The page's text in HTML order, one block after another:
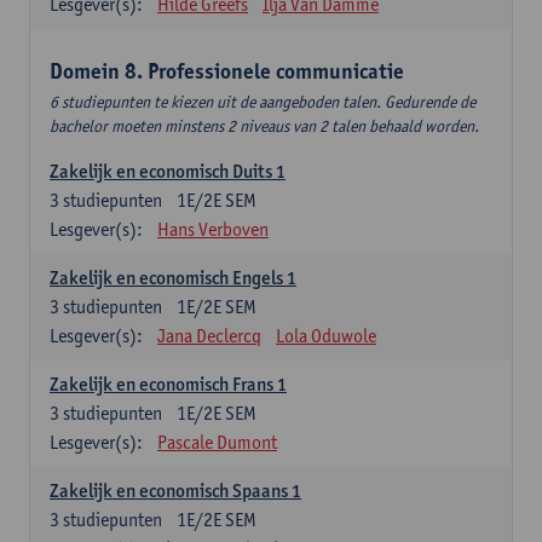
Domein 8. Professionele communicatie
6 studiepunten te kiezen uit de aangeboden talen. Gedurende de
bachelor moeten minstens 2 niveaus van 2 talen behaald worden.
Zakelijk en economisch Duits 1
1E/2E SEM
3 studiepunten
Lesgever(s):
Hans Verboven
Zakelijk en economisch Engels 1
1E/2E SEM
3 studiepunten
Lesgever(s):
Jana Declercq Lola Oduwole
Zakelijk en economisch Frans 1
1E/2E SEM
3 studiepunten
Lesgever(s):
Pascale Dumont
Zakelijk en economisch Spaans 1
1E/2E SEM
3 studiepunten